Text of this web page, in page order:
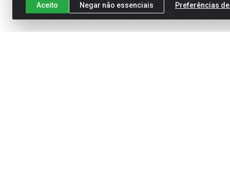
Aceito Negar não essenciais Preferências